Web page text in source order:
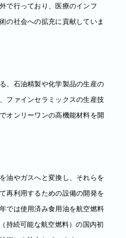
で行っており、医療のインフ
の社会への拡充に貢献していま
、石油精製や化学製品の生産の
ファインセラミックスの生産技
オンリーワンの高機能材料を開
油やガスへと変換し、それらを
再利用するための設備の開発を
では使用済み食用油を航空燃料
持続可能な航空燃料）の国内初